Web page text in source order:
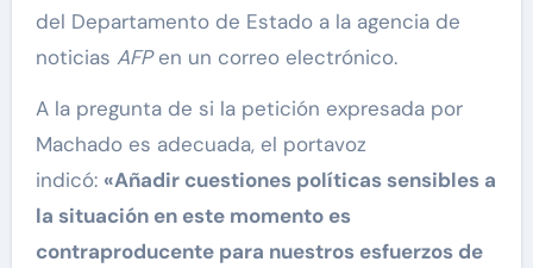
del Departamento de Estado a la agencia de
noticias AFPen un correo electrónico.
A la pregunta de si la petición expresada por
Machado es adecuada, el portavoz
indicó: «Añadir cuestiones políticas sensibles a
la situación en este momento es
contraproducente para nuestros esfuerzos de